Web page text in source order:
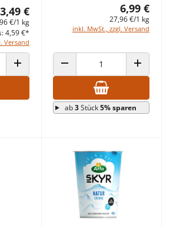
3,49 €
€/1 kg
Versand
4,59 €*
ANZAHL ERHÖHEN
6,99 €
27,96 €/1 kg
inkl. MwSt., zzgl. Versand
ANZAHL VERRINGERN ANZAHL
ab3Stück5% sparen